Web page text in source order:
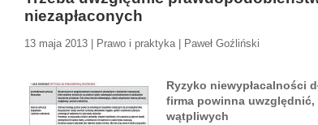
niezapłaconych
13 maja 2013 | Prawo i praktyka | Paweł Goźliński
Ryzyko niewypłacalności
firma powinna
wątpliwych